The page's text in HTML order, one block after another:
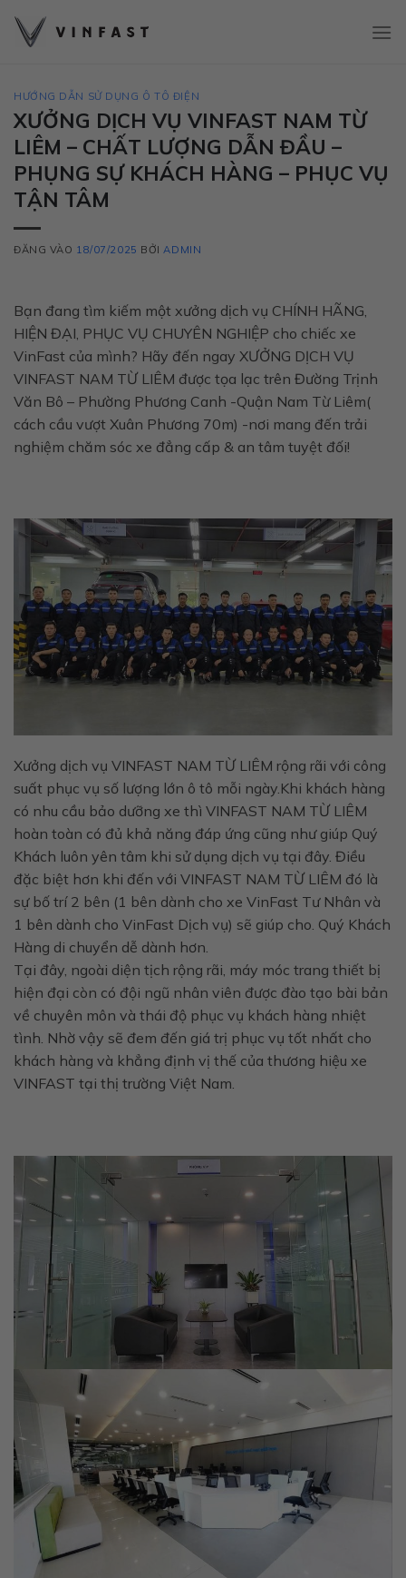
qua
HƯỚNG DẪN SỬ DỤNG Ô TÔ ĐIỆN
XƯỞNG DỊCH VỤ VINFAST NAM TỪ
LIÊM – CHẤT LƯỢNG DẪN ĐẦU –
PHỤNG SỰ KHÁCH HÀNG – PHỤC VỤ
TẬN TÂM
ĐĂNG VÀO 18/07/2025 BỞI ADMIN
Bạn đang tìm kiếm một xưởng dịch vụ CHÍNH HÃNG,
HIỆN ĐẠI, PHỤC VỤ CHUYÊN NGHIỆP cho chiếc xe
VinFast của mình? Hãy đến ngay XƯỞNG DỊCH VỤ
VINFAST NAM TỪ LIÊM được tọa lạc trên Đường Trịnh
Văn Bô – Phường Phương Canh -Quận Nam Từ Liêm(
cách cầu vượt Xuân Phương 70m) -nơi mang đến trải
nghiệm chăm sóc xe đẳng cấp & an tâm tuyệt đối!
Xưởng dịch vụ VINFAST NAM TỪ LIÊM rộng rãi với công
suất phục vụ số lượng lớn ô tô mỗi ngày.Khi khách hàng
có nhu cầu bảo dưỡng xe thì VINFAST NAM TỪ LIÊM
hoàn toàn có đủ khả năng đáp ứng cũng như giúp Quý
Khách luôn yên tâm khi sử dụng dịch vụ tại đây. Điều
đặc biệt hơn khi đến với VINFAST NAM TỪ LIÊM đó là
sự bố trí 2 bên (1 bên dành cho xe VinFast Tư Nhân và
1 bên dành cho VinFast Dịch vụ) sẽ giúp cho. Quý Khách
Hàng di chuyển dễ dành hơn.
Tại đây, ngoài diện tịch rộng rãi, máy móc trang thiết bị
hiện đại còn có đội ngũ nhân viên được đào tạo bài bản
về chuyên môn và thái độ phục vụ khách hàng nhiệt
tình. Nhờ vậy sẽ đem đến giá trị phục vụ tốt nhất cho
khách hàng và khẳng định vị thế của thương hiệu xe
VINFAST tại thị trường Việt Nam.